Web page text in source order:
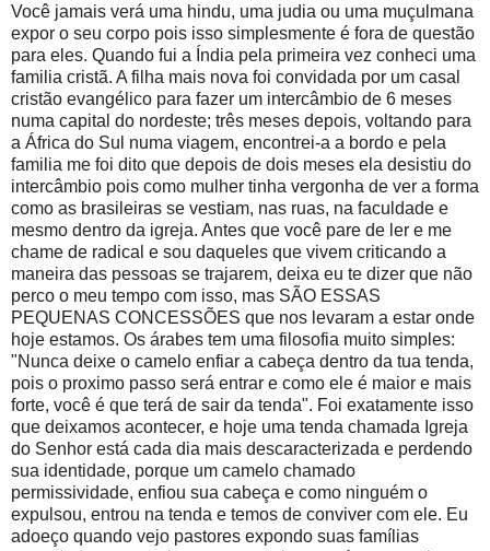
Você jamais verá uma hindu, uma judia ou uma muçulmana
expor o seu corpo pois isso simplesmente é fora de questão
para eles. Quando fui a Índia pela primeira vez conheci uma
familia cristã. A filha mais nova foi convidada por um casal
cristão evangélico para fazer um intercâmbio de 6 meses
numa capital do nordeste; três meses depois, voltando para
a África do Sul numa viagem, encontrei-a a bordo e pela
familia me foi dito que depois de dois meses ela desistiu do
intercâmbio pois como mulher tinha vergonha de ver a forma
como as brasileiras se vestiam, nas ruas, na faculdade e
mesmo dentro da igreja. Antes que você pare de ler e me
chame de radical e sou daqueles que vivem criticando a
maneira das pessoas se trajarem, deixa eu te dizer que não
perco o meu tempo com isso, mas SÃO ESSAS
PEQUENAS CONCESSÕES que nos levaram a estar onde
hoje estamos. Os árabes tem uma filosofia muito simples:
"Nunca deixe o camelo enfiar a cabeça dentro da tua tenda,
pois o proximo passo será entrar e como ele é maior e mais
forte, você é que terá de sair da tenda". Foi exatamente isso
que deixamos acontecer, e hoje uma tenda chamada Igreja
do Senhor está cada dia mais descaracterizada e perdendo
sua identidade, porque um camelo chamado
permissividade, enfiou sua cabeça e como ninguém o
expulsou, entrou na tenda e temos de conviver com ele. Eu
adoeço quando vejo pastores expondo suas famílias